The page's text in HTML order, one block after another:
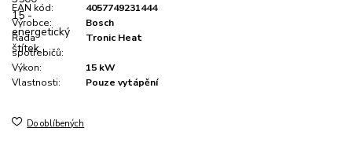
EAN kód:
4057749231444
Výrobce:
Bosch
Řada
spotřebičů:
Tronic Heat
Výkon:
15 kW
Vlastnosti:
Pouze vytápění
Do oblíbených